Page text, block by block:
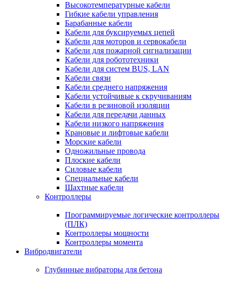
Высокотемпературные кабели
Гибкие кабели управления
Барабанные кабели
Кабели для буксируемых цепей
Кабели для моторов и сервокабели
Кабели для пожарной сигнализации
Кабели для робототехники
Кабели для систем BUS, LAN
Кабели связи
Кабели среднего напряжения
Кабели устойчивые к скручиваниям
Кабели в резиновой изоляции
Кабели для передачи данных
Кабели низкого напряжения
Крановые и лифтовые кабели
Морские кабели
Одножильные провода
Плоские кабели
Силовые кабели
Специальные кабели
Шахтные кабели
Контроллеры
Программируемые логические контроллеры
(ПЛК)
Контроллеры мощности
Контроллеры момента
Вибродвигатели
Глубинные вибраторы для бетона